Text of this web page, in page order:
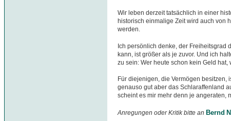
Wir leben derzeit tatsächlich in einer
historisch einmalige Zeit wird auch von
werden.
Ich persönlich denke, der Freiheitsgrad
kann, ist größer als je zuvor. Und ich
zu sein: Wer heute schon kein Geld hat,
Für diejenigen, die Vermögen besitzen,
genauso gut aber das Schlaraffenland
scheint es mir mehr denn je angeraten,
Anregungen oder Kritik bitte an Bernd